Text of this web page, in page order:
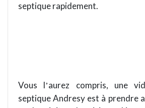
septique rapidement.
Vous l’aurez compris, une
septique Andresy est à prendre